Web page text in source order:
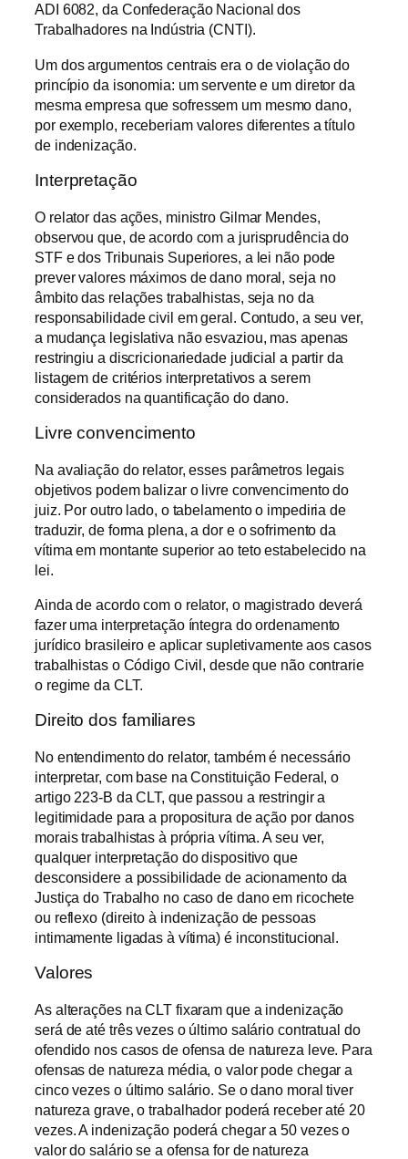
ADI 6082, da Confederação Nacional dos
Trabalhadores na Indústria (CNTI).
Um dos argumentos centrais era o de violação do
princípio da isonomia: um servente e um diretor da
mesma empresa que sofressem um mesmo dano,
por exemplo, receberiam valores diferentes a título
de indenização.
Interpretação
O relator das ações, ministro Gilmar Mendes,
observou que, de acordo com a jurisprudência do
STF e dos Tribunais Superiores, a lei não pode
prever valores máximos de dano moral, seja no
âmbito das relações trabalhistas, seja no da
responsabilidade civil em geral. Contudo, a seu ver,
a mudança legislativa não esvaziou, mas apenas
restringiu a discricionariedade judicial a partir da
listagem de critérios interpretativos a serem
considerados na quantificação do dano.
Livre convencimento
Na avaliação do relator, esses parâmetros legais
objetivos podem balizar o livre convencimento do
juiz. Por outro lado, o tabelamento o impediria de
traduzir, de forma plena, a dor e o sofrimento da
vítima em montante superior ao teto estabelecido na
lei.
Ainda de acordo com o relator, o magistrado deverá
fazer uma interpretação íntegra do ordenamento
jurídico brasileiro e aplicar supletivamente aos casos
trabalhistas o Código Civil, desde que não contrarie
o regime da CLT.
Direito dos familiares
No entendimento do relator, também é necessário
interpretar, com base na Constituição Federal, o
artigo 223-B da CLT, que passou a restringir a
legitimidade para a propositura de ação por danos
morais trabalhistas à própria vítima. A seu ver,
qualquer interpretação do dispositivo que
desconsidere a possibilidade de acionamento da
Justiça do Trabalho no caso de dano em ricochete
ou reflexo (direito à indenização de pessoas
intimamente ligadas à vítima) é inconstitucional.
Valores
As alterações na CLT fixaram que a indenização
será de até três vezes o último salário contratual do
ofendido nos casos de ofensa de natureza leve. Para
ofensas de natureza média, o valor pode chegar a
cinco vezes o último salário. Se o dano moral tiver
natureza grave, o trabalhador poderá receber até 20
vezes. A indenização poderá chegar a 50 vezes o
valor do salário se a ofensa for de natureza